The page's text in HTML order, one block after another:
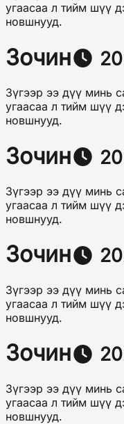
угаасаа л тийм шүү
новшнууд.
Зочин
Зүгээр ээ дүү минь
угаасаа л тийм шүү
новшнууд.
Зочин
Зүгээр ээ дүү минь
угаасаа л тийм шүү
новшнууд.
Зочин
Зүгээр ээ дүү минь
угаасаа л тийм шүү
новшнууд.
Зочин
Зүгээр ээ дүү минь
угаасаа л тийм шүү
новшнууд.